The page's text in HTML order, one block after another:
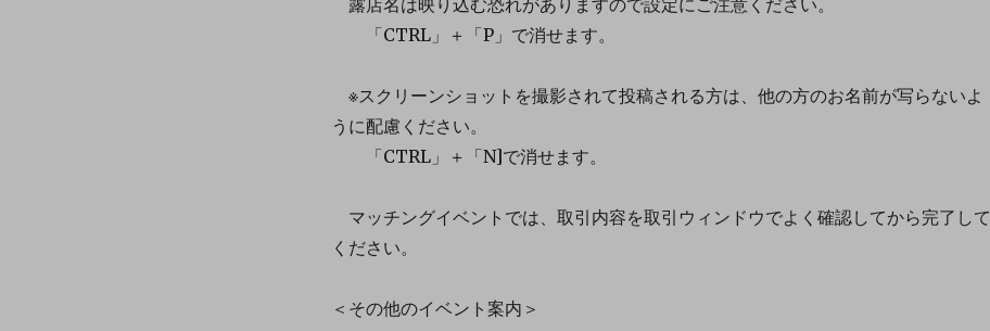
「CTRL」＋「P」で消せます。
※スクリーンショットを撮影されて投稿される方は、他の方のお名前が写らないよ
うに配慮ください。
「CTRL」＋「N]で消せます。
マッチングイベントでは、取引内容を取引ウィンドウでよく確認してから完了して
ください。
＜その他のイベント案内＞